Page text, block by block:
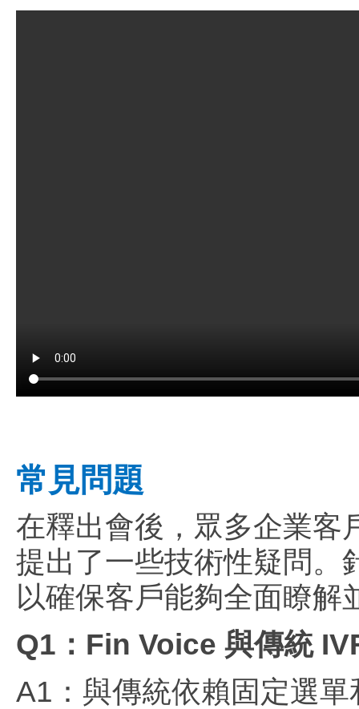
常見問題
在釋出會後，眾多企業客
提出了一些技術性疑問。
以確保客戶能夠全面瞭解
Q1：Fin Voice 與傳統
A1：與傳統依賴固定選